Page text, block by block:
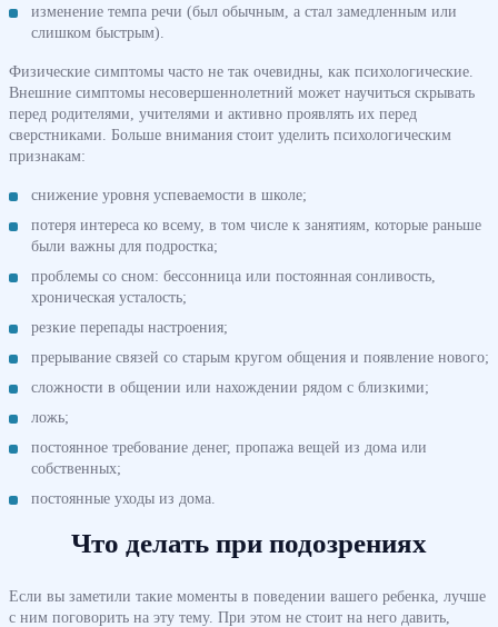
изменение темпа речи (был обычным, а стал замедленным или
слишком быстрым).
Физические симптомы часто не так очевидны, как психологические.
Внешние симптомы несовершеннолетний может научиться скрывать
перед родителями, учителями и активно проявлять их перед
сверстниками. Больше внимания стоит уделить психологическим
признакам:
снижение уровня успеваемости в школе;
потеря интереса ко всему, в том числе к занятиям, которые раньше
были важны для подростка;
проблемы со сном: бессонница или постоянная сонливость,
хроническая усталость;
резкие перепады настроения;
прерывание связей со старым кругом общения и появление нового;
сложности в общении или нахождении рядом с близкими;
ложь;
постоянное требование денег, пропажа вещей из дома или
собственных;
постоянные уходы из дома.
Что делать при подозрениях
Если вы заметили такие моменты в поведении вашего ребенка, лучше
с ним поговорить на эту тему. При этом не стоит на него давить,